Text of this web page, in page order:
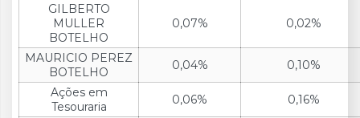
GILBERTO
MULLER
BOTELHO
0,07% 0,02%
MAURICIO PEREZ
BOTELHO
0,04%
0,10%
Ações em
Tesouraria
0,06%
0,16%